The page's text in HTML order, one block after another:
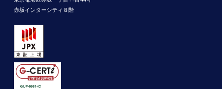
赤坂インターシティ８階